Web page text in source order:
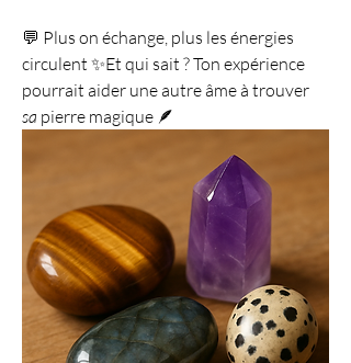
💬 Plus on échange, plus les énergies
circulent ✨Et qui sait ? Ton expérience
sa pierre magique 🪶